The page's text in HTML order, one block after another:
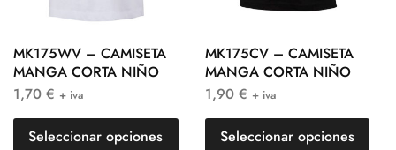
MK175WV – CAMISETA
MANGA CORTA NIÑO
1,70 € + iva
Seleccionar opciones
MK175CV – CAMISETA
MANGA CORTA NIÑO
1,90 € + iva
Seleccionar opciones